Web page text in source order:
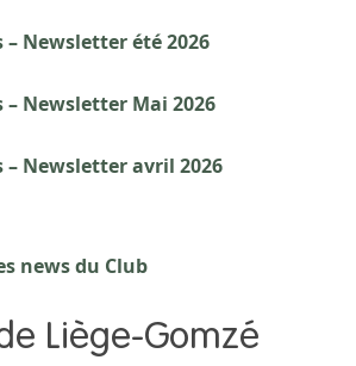
– Newsletter été 2026
– Newsletter Mai 2026
– Newsletter avril 2026
news du Club
Liège-Gomzé